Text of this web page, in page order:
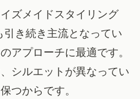
ズメイドスタイリング
き続き主流となってい
アプローチに最適です。
シルエットが異なってい
つからです。